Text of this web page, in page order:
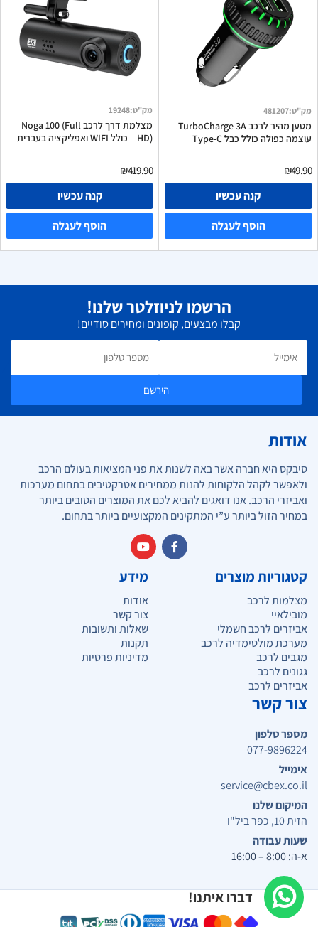
מק"ט:
481207
מטען מהיר לרכב TurboCharge 3A –
עוצמה כפולה כולל כבל Type-C
₪49.90
קנה עכשיו
הוסף לעגלה
מק"ט:
19248
מצלמת דרך לרכב Noga 100 (Full
HD) – כולל WIFI ואפליקציה בעברית
₪419.90
קנה עכשיו
הוסף לעגלה
דברו איתנו!
הרשמו לניוזלטר שלנו!
קבלו מבצעים, קופונים ומחירים סודיים!
הירשם
אודות
סיבקס היא חברה אשר באה לשנות את פני המציאות בעולם הרכב
ולאפשר לקהל הלקוחות להנות ממחירים אטרקטיבים בתחום מערכות
ואביזרי הרכב. אנו דואגים להביא לכם את המוצרים הטובים ביותר
במחיר הזול ביותר ע”י המתקינים המקצועיים ביותר בתחום.
קטגוריות מוצרים
מצלמות לרכב
מובילאיי
אביזרים לרכב חשמלי
מערכת מולטימדיה לרכב
מגבים לרכב
גגונים לרכב
אביזרים לרכב
מידע
אודות
צור קשר
שאלות ותשובות
תקנות
מדיניות פרטיות
צור קשר
מספר טלפון
077-9896224
אימייל
service@cbex.co.il
המיקום שלנו
הזית 10, כפר ביל"ו
שעות עבודה
א-ה: 8:00 – 16:00